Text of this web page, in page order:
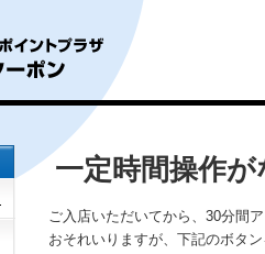
一定時間操作
ご入店いただいてから、30分間
おそれいりますが、下記のボタ